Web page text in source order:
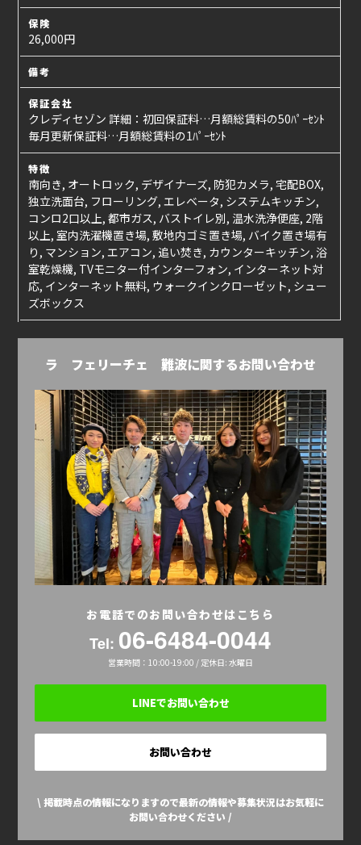
保険
26,000円
備考
保証会社
クレディセゾン 詳細：初回保証料…月額総賃料の50ﾊﾟｰｾﾝﾄ
毎月更新保証料…月額総賃料の1ﾊﾟｰｾﾝﾄ
特徴
南向き, オートロック, デザイナーズ, 防犯カメラ, 宅配BOX,
独立洗面台, フローリング, エレベータ, システムキッチン,
コンロ2口以上, 都市ガス, バストイレ別, 温水洗浄便座, 2階
以上, 室内洗濯機置き場, 敷地内ゴミ置き場, バイク置き場有
り, マンション, エアコン, 追い焚き, カウンターキッチン, 浴
室乾燥機, TVモニター付インターフォン, インターネット対
応, インターネット無料, ウォークインクローゼット, シュー
ズボックス
ラ フェリーチェ 難波に関するお問い合わせ
お電話でのお問い合わせはこちら
Tel: 06-6484-0044
営業時間：10:00-19:00 / 定休日: 水曜日
LINEでお問い合わせ
お問い合わせ
\ 掲載時点の情報になりますので最新の情報や募集状況はお気軽に
お問い合わせください /